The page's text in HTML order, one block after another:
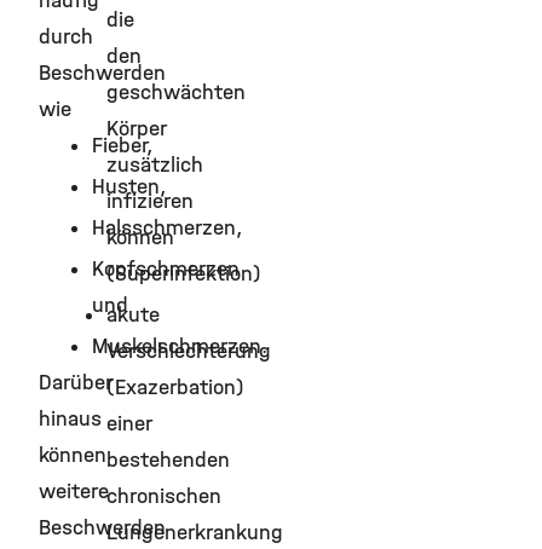
durch
Beschwerden
wie
Fieber,
Husten,
Halsschmerzen,
Kopfschmerzen
und
Muskelschmerzen.
Darüber
hinaus
können
weitere
Beschwerden
die
den
geschwächten
Körper
zusätzlich
infizieren
können
(Superinfektion)
akute
Verschlechterung
(Exazerbation)
einer
bestehenden
chronischen
Lungenerkrankung